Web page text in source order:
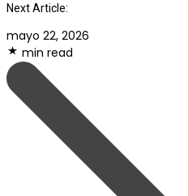
Next Article:
mayo 22, 2026
min read